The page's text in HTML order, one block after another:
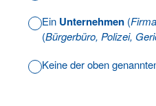
Ein Unternehmen (
(Bürgerbüro, Polizei,
Keine der oben